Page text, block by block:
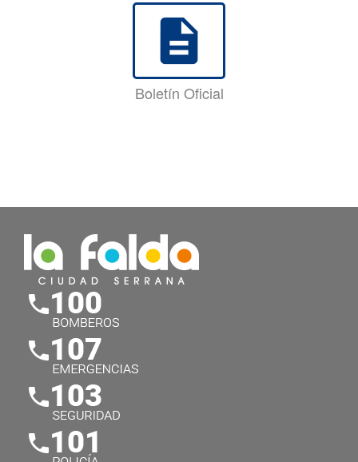
description
Boletín Oficial